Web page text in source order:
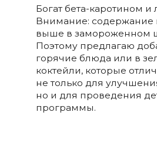
Богат бета-каротином
Внимание: содержание
выше в замороженном
Поэтому предлагаю
горячие блюда или в
коктейли, которые
не только для
но и для проведения
программы.